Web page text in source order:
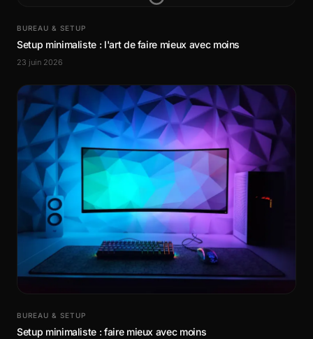
BUREAU & SETUP
Setup minimaliste : l'art de faire mieux avec moins
23 juin 2026
BUREAU & SETUP
Setup minimaliste : faire mieux avec moins